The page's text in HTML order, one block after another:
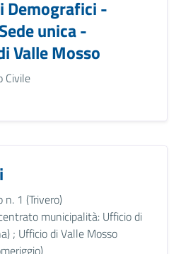
Demografici -
unica -
Valle Mosso
Civile
n. 1 (Trivero)
municipalità: Ufficio di
; Ufficio di Valle Mosso